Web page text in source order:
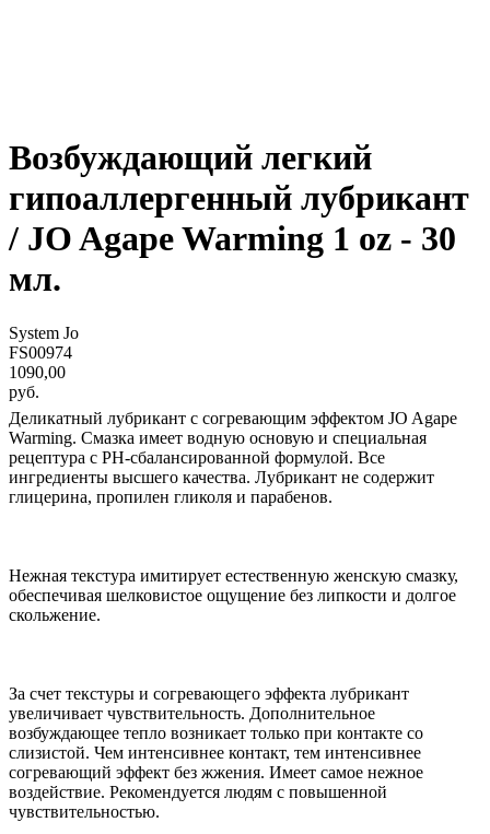
Возбуждающий легкий
гипоаллергенный лубрикант
/ JO Agape Warming 1 oz - 30
мл.
System Jo
FS00974
1090,00
руб.
Деликатный лубрикант с согревающим эффектом JO Agape
Warming. Смазка имеет водную основую и специальная
рецептура c PH-сбалансированной формулой. Все
ингредиенты высшего качества. Лубрикант не содержит
глицерина, пропилен гликоля и парабенов.
Нежная текстура имитирует естественную женскую смазку,
обеспечивая шелковистое ощущение без липкости и долгое
скольжение.
За счет текстуры и согревающего эффекта лубрикант
увеличивает чувствительность. Дополнительное
возбуждающее тепло возникает только при контакте со
слизистой. Чем интенсивнее контакт, тем интенсивнее
согревающий эффект без жжения. Имеет самое нежное
воздействие. Рекомендуется людям с повышенной
чувствительностью.